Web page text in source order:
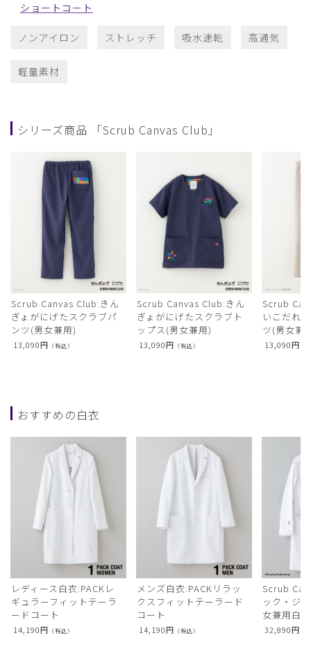
ショートコート
ノンアイロン ストレッチ 吸水速乾 高通気
軽量素材
シリーズ商品 「Scrub Canvas Club」
Scrub Canvas Club:きん
ぎょがにげたスクラブパ
ンツ(男女兼用)
13,090円 （税込）
Scrub Canvas Club:きん
ぎょがにげたスクラブト
ップス(男女兼用)
13,090円 （税込）
Scrub
いこだれ
ツ(男女兼
13,090円
おすすめの白衣
レディース白衣:PACKレ
ギュラーフィットテーラ
ードコート
14,190円 （税込）
メンズ白衣:PACKリラッ
クスフィットテーラード
コート
14,190円 （税込）
Scrub
ック・ジ
女兼用白
32,890円